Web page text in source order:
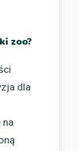
zoo?
dla
na